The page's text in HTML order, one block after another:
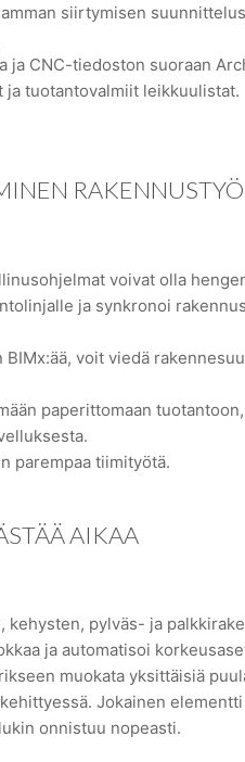
siirtymisen
ja CNC-tiedoston suoraan
ja tuotantovalmiit leikkuulistat.
voivat olla
ja synkronoi
voit viedä
paperittomaan
parempaa tiimityötä.
AIKAA
kehysten, pylväs- ja
ja automatisoi
muokata yksittäisiä
Jokainen
onnistuu nopeasti.